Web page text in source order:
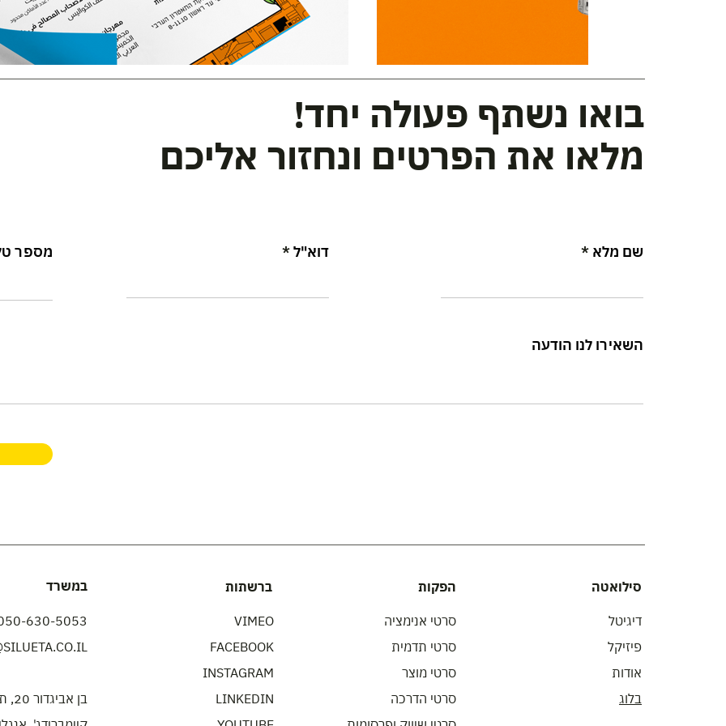
בואו נשתף פעולה יחד!
מלאו את הפרטים ונחזור אליכם
מספר דוא"ל שם מלא
השאירו לנו הודעה
במשרד
630-5053
בן אביגדור 20, תל אביב
ברשתות
VIMEO
FACEBOOK
INSTAGRAM
LINKEDIN
הפקות
סרטי אנימציה
סרטי תדמית
סרטי מוצר
סרטי הדרכה
סילואטה
דיגיטל
פיזיקל
אודות
בלוג